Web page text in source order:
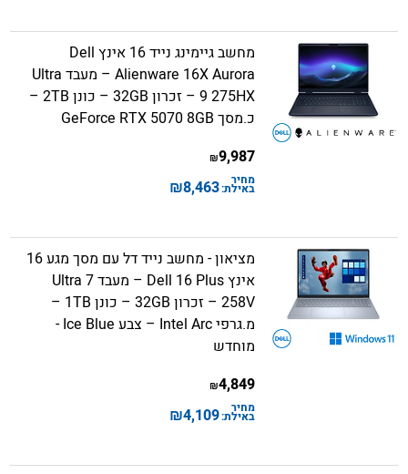
מחשב גיימינג נייד 16 אינץ Dell
Alienware 16X Aurora – מעבד Ultra
9 275HX – זכרון 32GB – כונן 2TB –
כ.מסך GeForce RTX 5070 8GB
9,987
₪
מחיר
באילת:8,463
₪
מציאון - מחשב נייד דל עם מסך מגע 16
אינץ Dell 16 Plus – מעבד Ultra 7
258V – זכרון 32GB – כונן 1TB –
מ.גרפי Intel Arc – צבע Ice Blue -
מוחדש
4,849
₪
מחיר
באילת:4,109
₪